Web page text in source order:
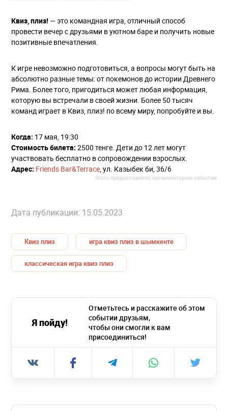
Квиз, плиз! — это командная игра, отличный способ
провести вечер с друзьями в уютном баре и получить новые
позитивные впечатления.
К игре невозможно подготовиться, а вопросы могут быть на
абсолютно разные темы: от покемонов до истории Древнего
Рима. Более того, пригодиться может любая информация,
которую вы встречали в своей жизни. Более 50 тысяч
команд играет в Квиз, плиз! по всему миру, попробуйте и вы.
Когда: 17 мая, 19:30
Стоимость билета: 2500 тенге. Дети до 12 лет могут
участвовать бесплатно в сопровождении взрослых.
Адрес: Friends Bar&Terrace , ул. Казыбек би, 36/6
Фото предоставлено организатором события
Дата публикации: 15.05.2023
Квиз плиз игра квиз плиз в шымкенте
классическая игра квиз плиз
Я пойду!
Отметьтесь и расскажите об этом
событии друзьям,
чтобы они смогли к вам
присоединиться!